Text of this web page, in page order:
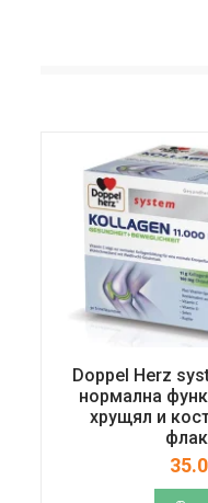
Doppel Herz
нормална
хрущял и